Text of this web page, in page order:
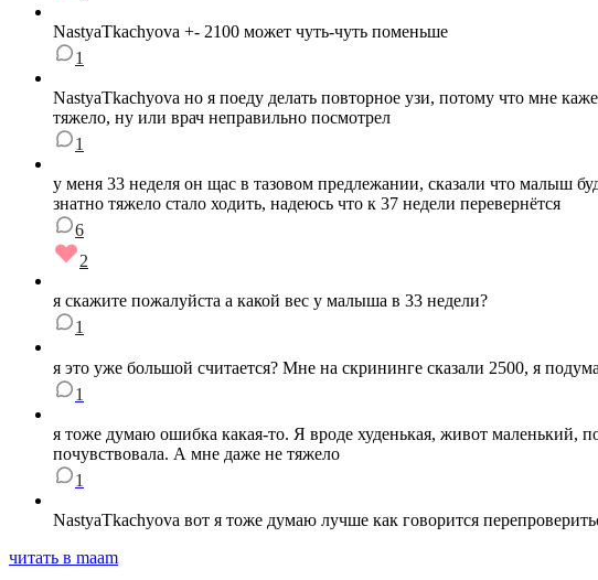
NastyaTkachyova +- 2100 может чуть-чуть поменьше
1
NastyaTkachyova но я поеду делать повторное узи, потому что мне
тяжело, ну или врач неправильно посмотрел
1
у меня 33 неделя он щас в тазовом предлежании, сказали что малыш
знатно тяжело стало ходить, надеюсь что к 37 недели перевернётся
6
2
я скажите пожалуйста а какой вес у малыша в 33 недели?
1
я это уже большой считается? Мне на скрининге сказали 2500, я
1
я тоже думаю ошибка какая-то. Я вроде худенькая, живот
почувствовала. А мне даже не тяжело
1
NastyaTkachyova вот я тоже думаю лучше как говорится
читать в maam